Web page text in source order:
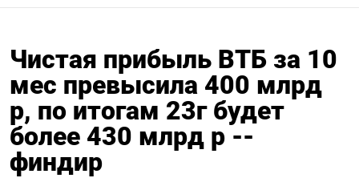
Чистая прибыль ВТБ за 10
мес превысила 400 млрд
р, по итогам 23г будет
более 430 млрд р --
финдир